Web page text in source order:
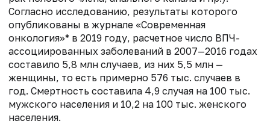
Согласно исследованию, результаты которого
опубликованы в журнале «Современная
онкология»* в 2019 году, расчетное число ВПЧ-
ассоциированных заболеваний в 2007—2016 годах
составило 5,8 млн случаев, из них 5,5 млн —
женщины, то есть примерно 576 тыс. случаев в
год. Смертность составила 4,9 случая на 100 тыс.
мужского населения и 10,2 на 100 тыс. женского
населения.